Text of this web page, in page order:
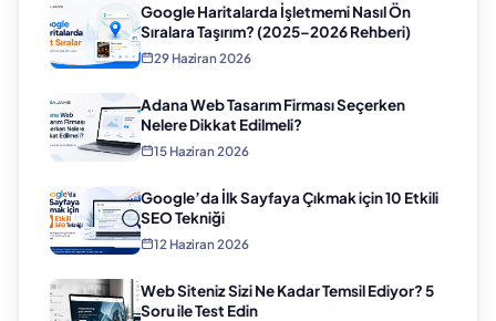
Google Haritalarda İşletmemi Nasıl Ön
Sıralara Taşırım? (2025–2026 Rehberi)
29 Haziran 2026
Adana Web Tasarım Firması Seçerken
Nelere Dikkat Edilmeli?
15 Haziran 2026
Google’da İlk Sayfaya Çıkmak için 10 Etkili
SEO Tekniği
12 Haziran 2026
Web Siteniz Sizi Ne Kadar Temsil Ediyor? 5
Soru ile Test Edin